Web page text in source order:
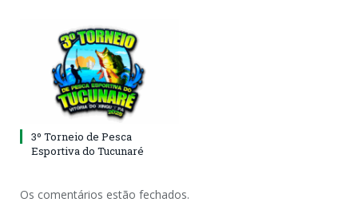
3º Torneio de Pesca
Esportiva do Tucunaré
Os comentários estão fechados.